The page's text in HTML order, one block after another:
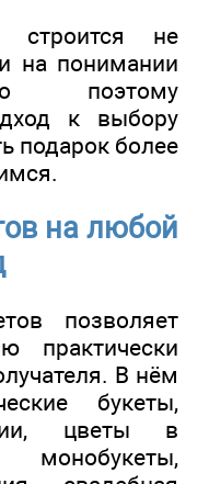
строится не
на понимании
поэтому
к выбору
подарок более
на любой
позволяет
практически
В нём
букеты,
цветы в
монобукеты,